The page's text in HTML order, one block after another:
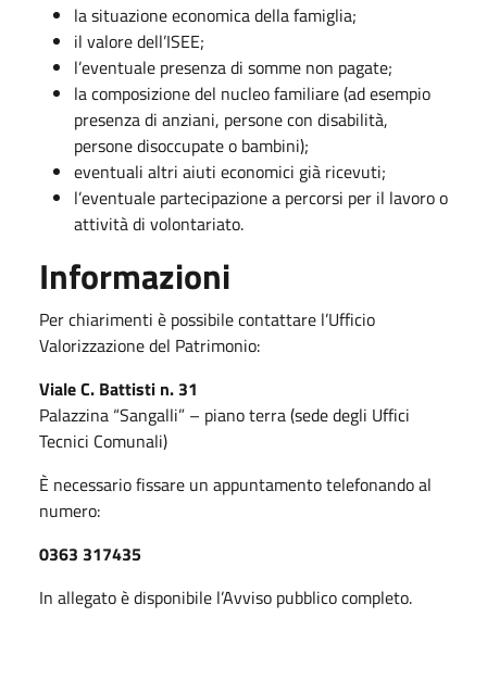
la situazione economica della famiglia;
il valore dell’ISEE;
l’eventuale presenza di somme non pagate;
la composizione del nucleo familiare (ad esempio
presenza di anziani, persone con disabilità,
persone disoccupate o bambini);
eventuali altri aiuti economici già ricevuti;
l’eventuale partecipazione a percorsi per il lavoro o
attività di volontariato.
Informazioni
Per chiarimenti è possibile contattare l’Ufficio
Valorizzazione del Patrimonio:
Viale C. Battisti n. 31
Palazzina “Sangalli” – piano terra (sede degli Uffici
Tecnici Comunali)
È necessario fissare un appuntamento telefonando al
numero:
0363 317435
In allegato è disponibile l’Avviso pubblico completo.